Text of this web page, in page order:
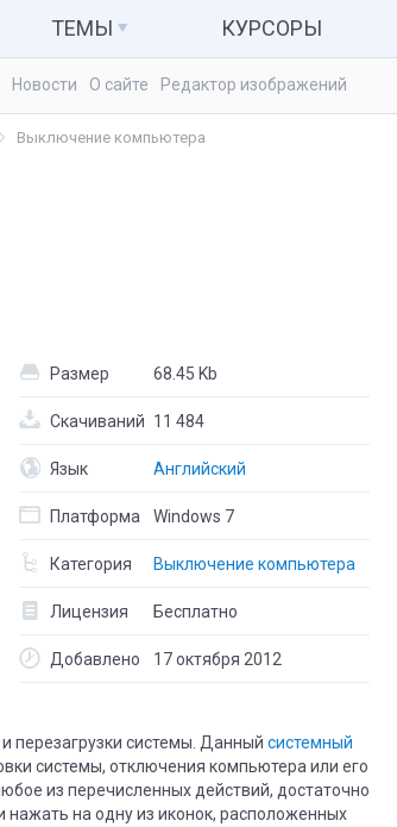
Календари
ТЕМЫ
Темы для Windows 7
КУРСОРЫ
Новости О сайте Редактор изображений
Выключение компьютера
Размер 68.45 Kb
Скачиваний 11 484
Язык Английский
Платформа Windows 7
Категория Выключение компьютера
Лицензия Бесплатно
Добавлено 17 октября 2012
перезагрузки системы. Данный системный
системы, отключения компьютера или его
из перечисленных действий, достаточно
нажать на одну из иконок, расположенных